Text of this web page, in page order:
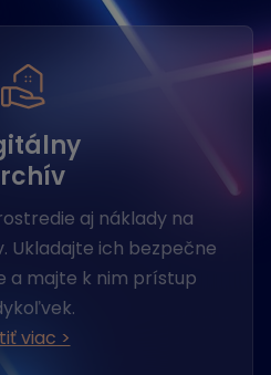
aj náklady na
Ukladajte ich bezpečne
a majte k nim prístup
viac >